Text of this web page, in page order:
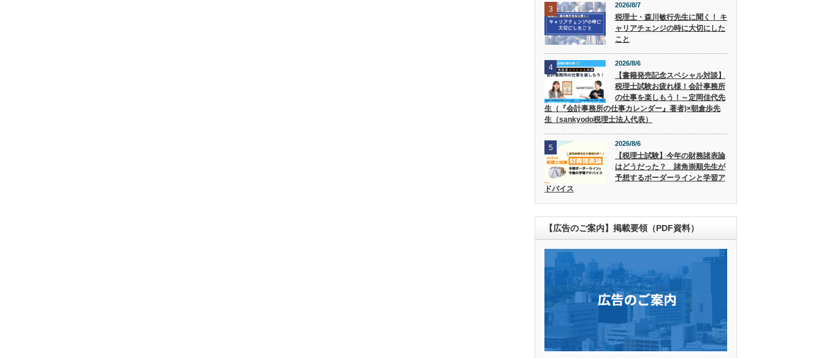
3 2026/8/7
税理士・森川敏行先生に聞く！ キ
ャリアチェンジの時に大切にした
こと
4 2026/8/6
【書籍発売記念スペシャル対談】
税理士試験お疲れ様！会計事務所
の仕事を楽しもう！～定岡佳代先
生（『会計事務所の仕事カレンダー』著者)×朝倉歩先
生（sankyodo税理士法人代表）
5 2026/8/6
【税理士試験】今年の財務諸表論
はどうだった？ 諸角崇順先生が
予想するボーダーラインと学習ア
ドバイス
【広告のご案内】掲載要領（PDF資料）